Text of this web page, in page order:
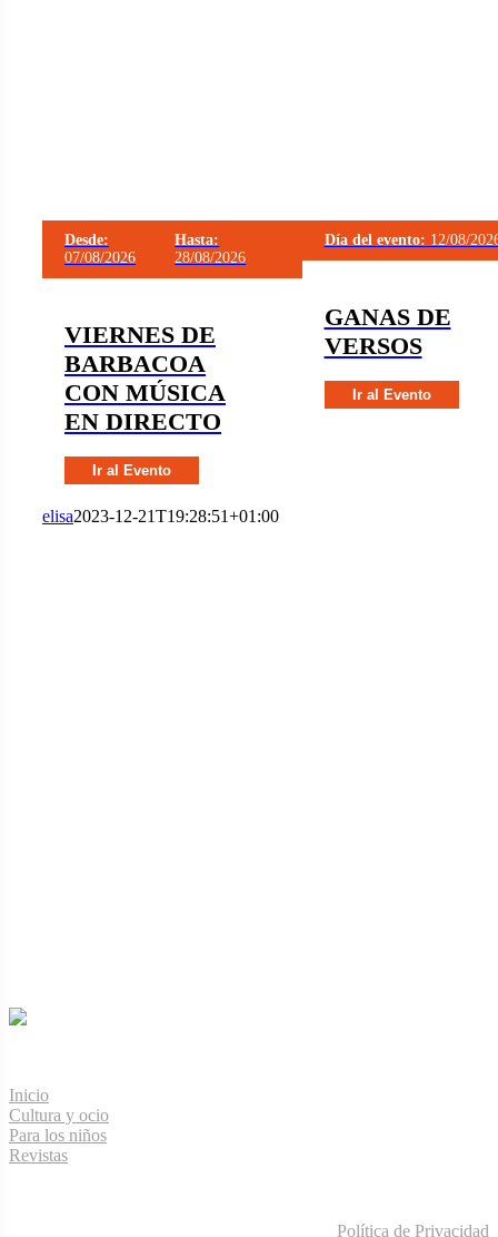
Desde:
07/08/2026
Hasta:
28/08/2026
VIERNES DE
BARBACOA
CON MÚSICA
EN DIRECTO
Ir al Evento
Día del evento: 12/08/
GANAS DE
VERSOS
Ir al Evento
elisa2023-12-21T19:28:51+01:00
Inicio
Cultura y ocio
Para los niños
Revistas
Política de Privacidad